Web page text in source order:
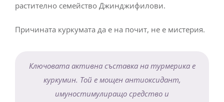
растително семейство Джинджифилови.
Причината куркумата да е на почит, не е мистерия.
Ключовата активна съставка на турмерика е
куркумин. Той е мощен антиоксидант,
имуностимулиращо средство и